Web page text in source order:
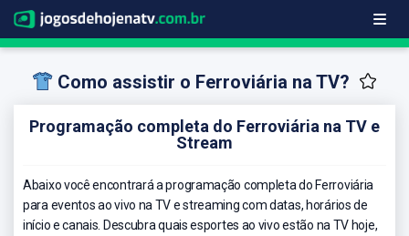
Como assistir o Ferroviária na TV?
Programação completa do Ferroviária na TV e
Stream
Abaixo você encontrará a programação completa do Ferroviária
para eventos ao vivo na TV e streaming com datas, horários de
início e canais. Descubra quais esportes ao vivo estão na TV hoje,